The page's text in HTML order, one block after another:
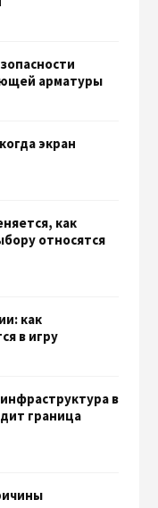
арматуры
экран
как
относятся
как
в игру
в
граница